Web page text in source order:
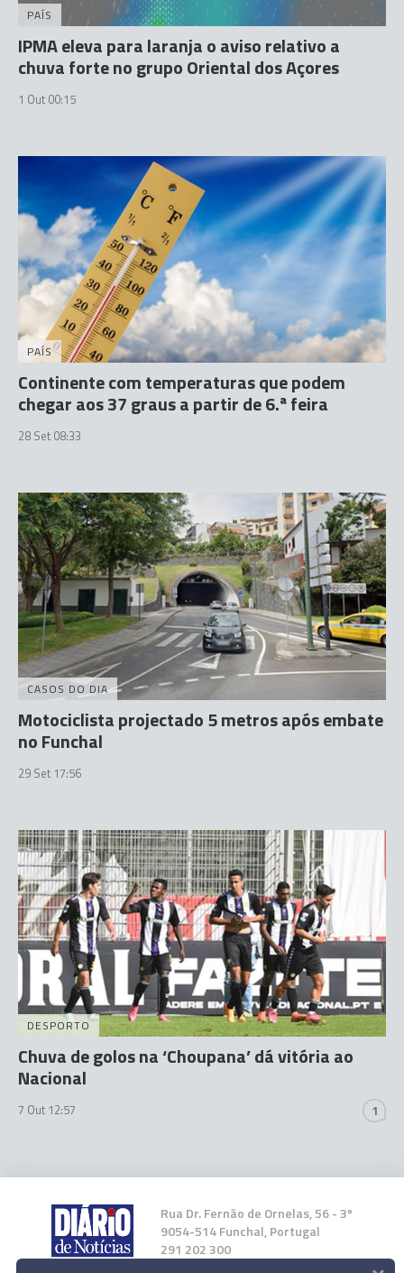
PAÍS
IPMA eleva para laranja o aviso relativo a
chuva forte no grupo Oriental dos Açores
1 Out 00:15
PAÍS
Continente com temperaturas que podem
chegar aos 37 graus a partir de 6.ª feira
28 Set 08:33
CASOS DO DIA
Motociclista projectado 5 metros após embate
no Funchal
29 Set 17:56
DESPORTO
Chuva de golos na ‘Choupana’ dá vitória ao
Nacional
7 Out 12:57 1
Rua Dr. Fernão de Ornelas, 56 - 3º
9054-514 Funchal, Portugal
291 202 300